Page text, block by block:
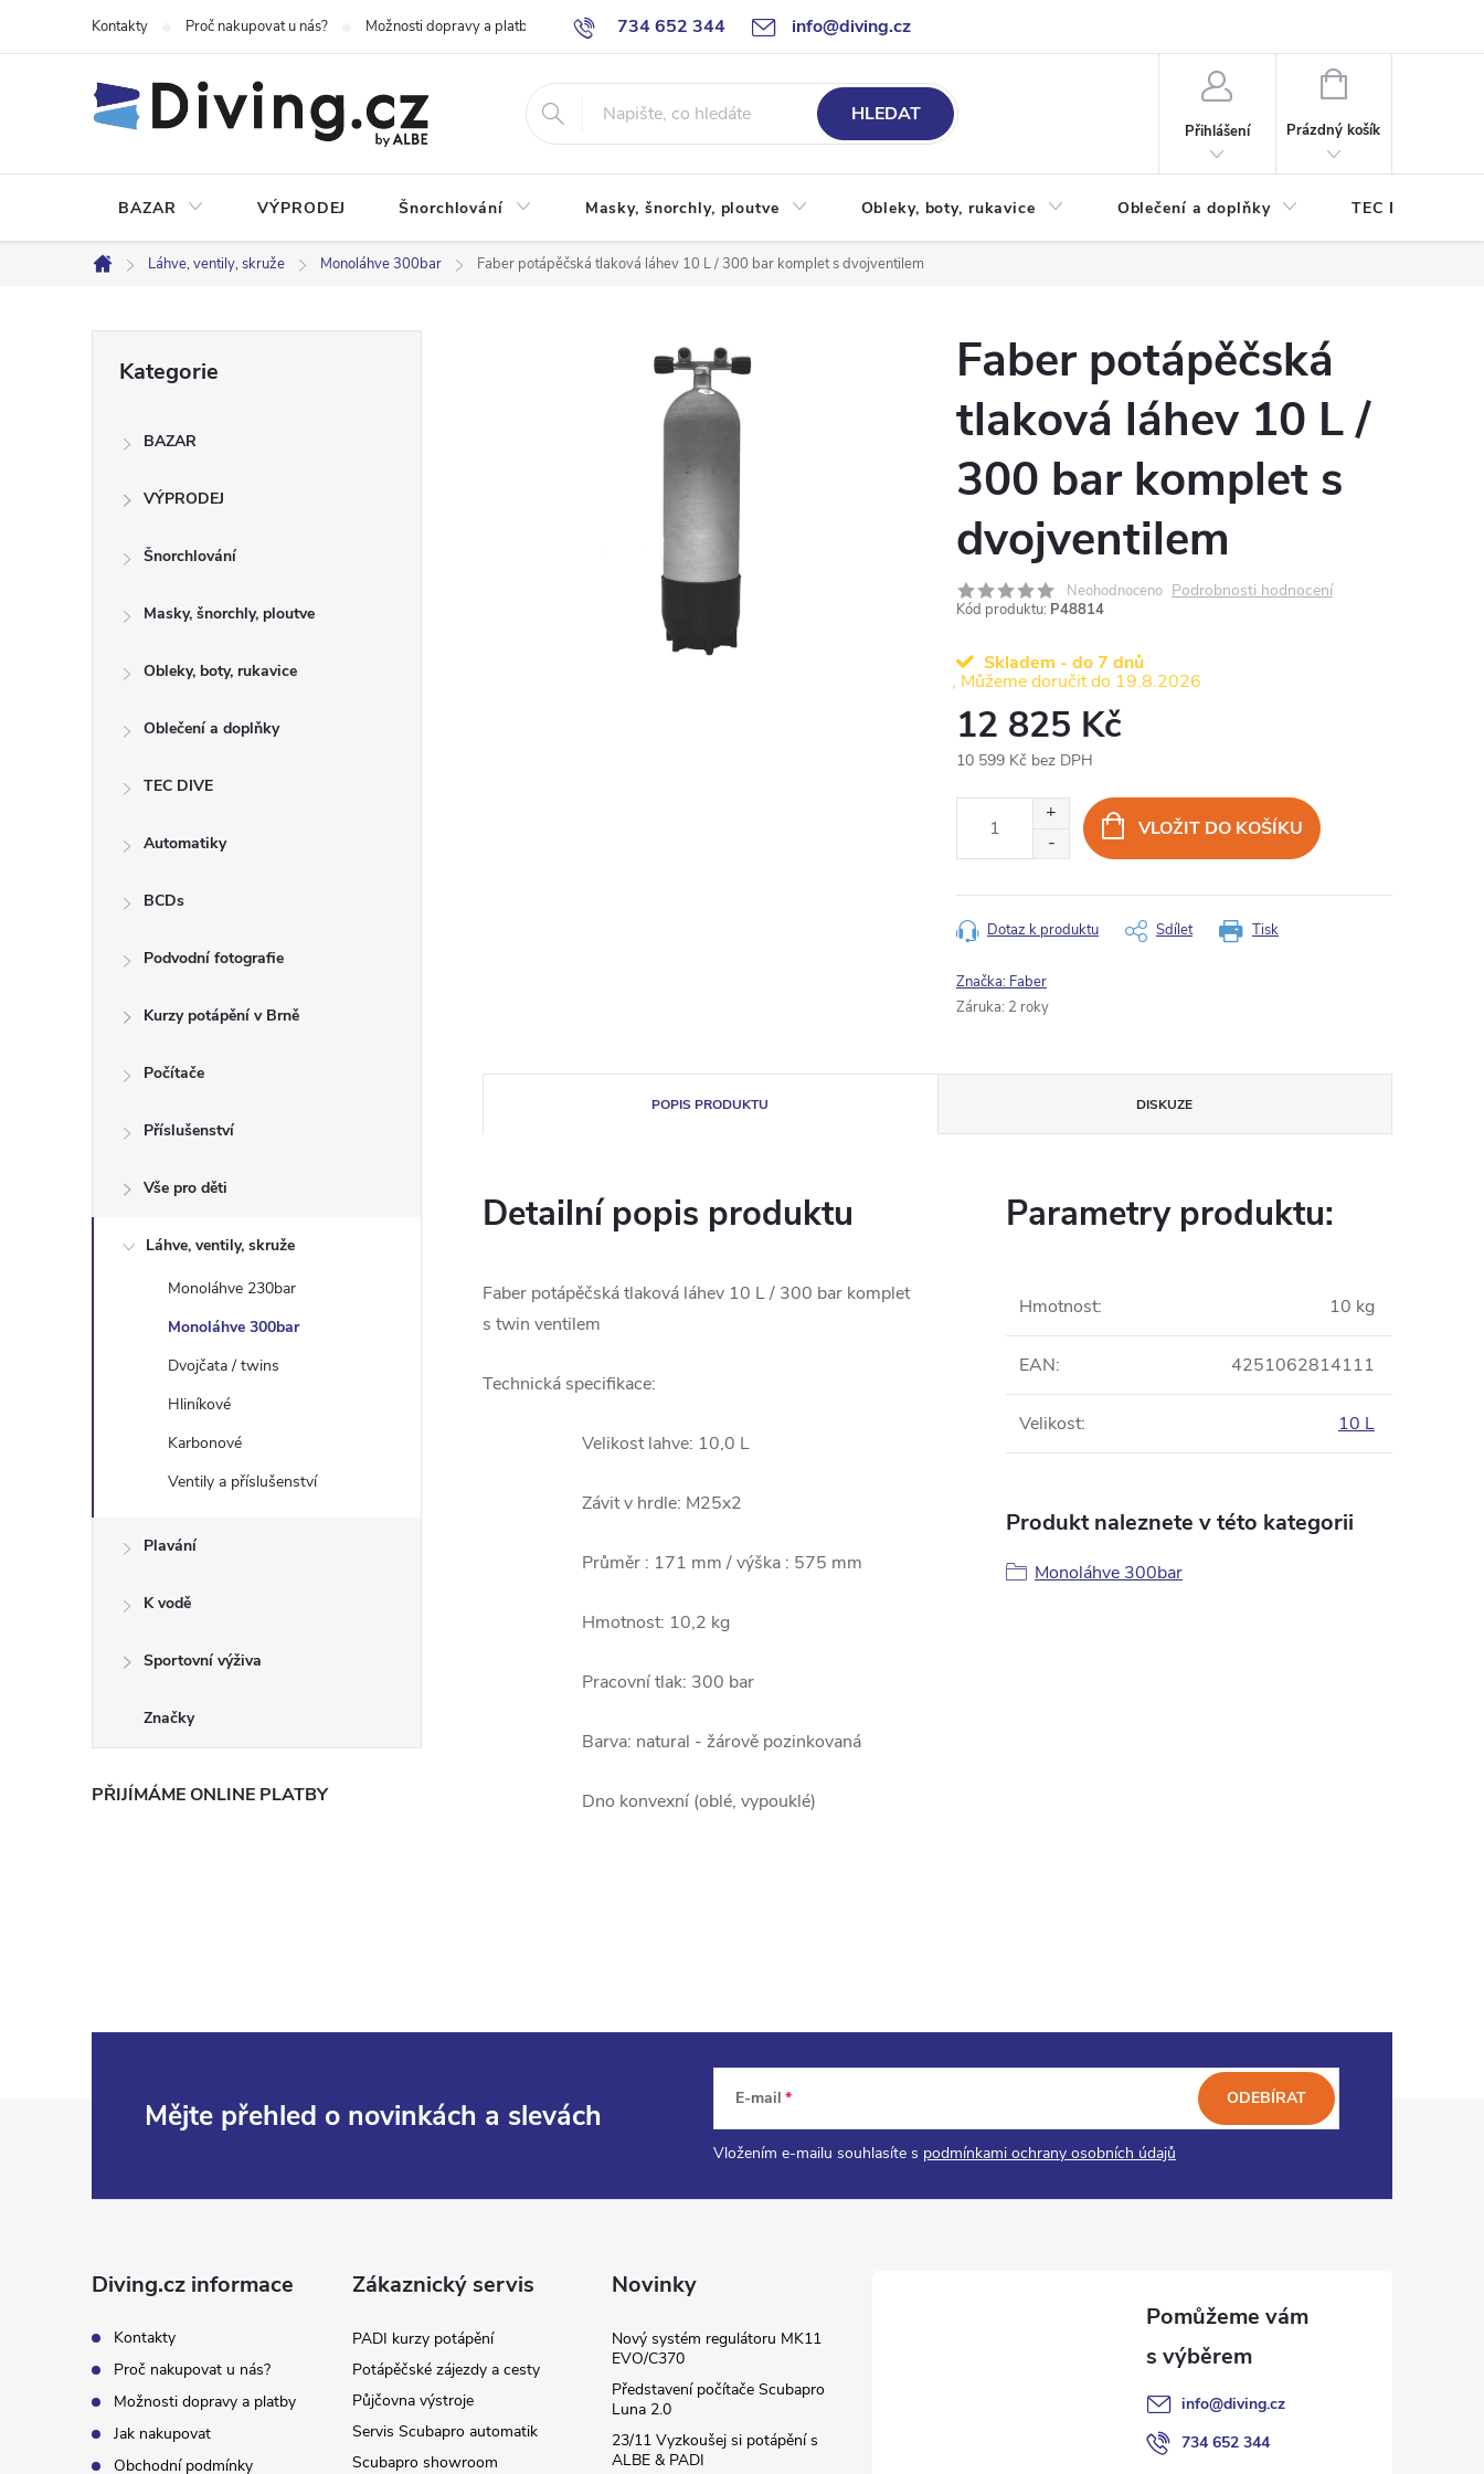
734 652 344 info@diving.cz
Kontakty Proč nakupovat u nás? Možnosti dopravy a platby Jak nakupovat Obchodní podmínky Reklamace
HLEDAT
Přihlášení
NÁKUPNÍ
Prázdný košík
BAZAR VÝPRODEJ Šnorchlování Masky, šnorchly, ploutve Obleky, boty, rukavice Oblečení a doplňky TEC DIVE
Domů
Láhve, ventily, skruže Monoláhve 300bar Faber potápěčská tlaková láhev 10 L / 300 bar komplet s dvojventilem
kategorie
Kategorie
BAZAR
VÝPRODEJ
Šnorchlování
Masky, šnorchly, ploutve
Obleky, boty, rukavice
Oblečení a doplňky
TEC DIVE
Automatiky
BCDs
Podvodní fotografie
Kurzy potápění v Brně
Počítače
Příslušenství
Vše pro děti
Láhve, ventily, skruže
Monoláhve 230bar
Monoláhve 300bar
Dvojčata / twins
Hliníkové
Karbonové
Ventily a příslušenství
Plavání
K vodě
Sportovní výživa
Značky
PŘIJÍMÁME ONLINE PLATBY
Faber potápěčská
tlaková láhev 10 L /
300 bar komplet s
dvojventilem
Neohodnoceno Podrobnosti hodnocení
Kód produktu: P48814
Skladem - do 7 dnů
19.8.2026
12 825 Kč
10 599 Kč bez DPH
VLOŽIT DO KOŠÍKU
Tisk
Dotaz k produktu Sdílet
Značka: Faber
Záruka: 2 roky
POPIS PRODUKTU DISKUZE
Detailní popis produktu
Faber potápěčská tlaková láhev 10 L / 300 bar komplet
s twin ventilem
Technická specifikace:
Velikost lahve: 10,0 L
Závit v hrdle: M25x2
Průměr : 171 mm / výška : 575 mm
Hmotnost: 10,2 kg
Pracovní tlak: 300 bar
Barva: natural - žárově pozinkovaná
Dno konvexní (oblé, vypouklé)
Parametry produktu:
Hmotnost: 10 kg
EAN: 4251062814111
Velikost: 10 L
Produkt naleznete v této kategorii
Monoláhve 300bar
Mějte přehled o novinkách a slevách E-mail
Vložením e-mailu souhlasíte s podmínkami ochrany osobních údajů
ODEBÍRAT
Diving.cz informace
Kontakty
Proč nakupovat u nás?
Možnosti dopravy a platby
Jak nakupovat
Obchodní podmínky
Zákaznický servis
PADI kurzy potápění
Potápěčské zájezdy a cesty
Půjčovna výstroje
Servis Scubapro automatik
Scubapro showroom
Novinky
Nový systém regulátoru MK11
EVO/C370
Představení počítače Scubapro
Luna 2.0
23/11 Vyzkoušej si potápění s
ALBE & PADI
info@diving.cz
734 652 344